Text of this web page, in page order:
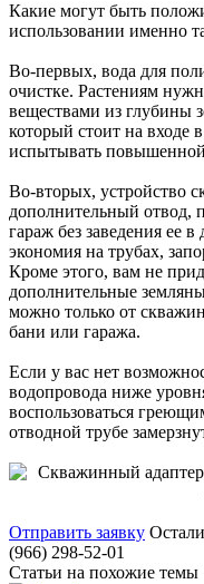
Какие могут быть
использовании именно
Во-первых, вода для
очистке. Растениям
веществами из глубины
который стоит на входе
испытывать
Во-вторых, устройство
дополнительный отвод,
гараж без заведения ее
экономия на трубах,
Кроме этого, вам не
дополнительные
можно только от
бани или гаража.
Если у вас нет
водопровода ниже
воспользоваться
отводной трубе
Отправить заявку
(966) 298-52-01
Статьи на похожие темы